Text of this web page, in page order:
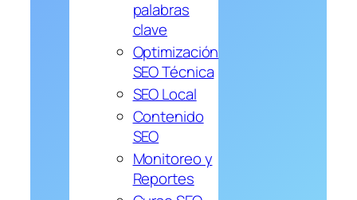
palabras
clave
Optimización
SEO Técnica
SEO Local
Contenido
SEO
Monitoreo y
Reportes